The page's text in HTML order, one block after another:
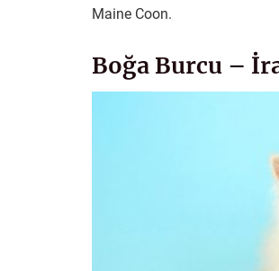
Maine Coon.
Boğa Burcu –